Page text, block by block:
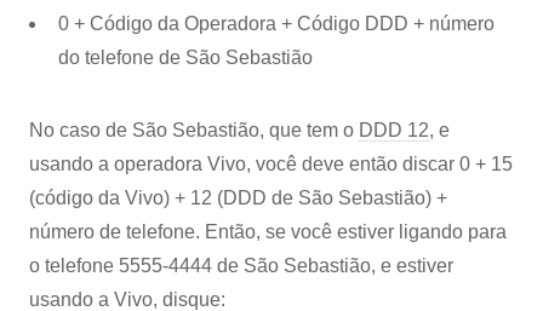
0 + Código da Operadora + Código DDD + número
do telefone de São Sebastião
No caso de São Sebastião, que tem o DDD 12, e
usando a operadora Vivo, você deve então discar 0 + 15
(código da Vivo) + 12 (DDD de São Sebastião) +
número de telefone. Então, se você estiver ligando para
o telefone 5555-4444 de São Sebastião, e estiver
usando a Vivo, disque: